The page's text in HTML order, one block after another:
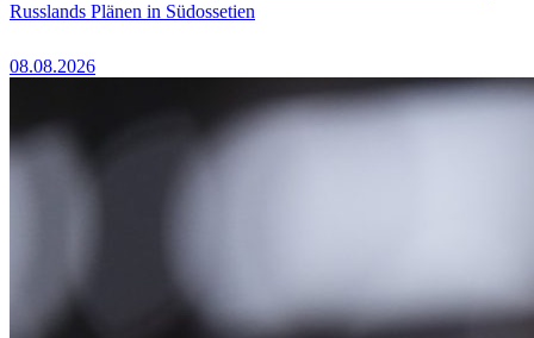
Russlands Plänen in Südossetien
08.08.2026